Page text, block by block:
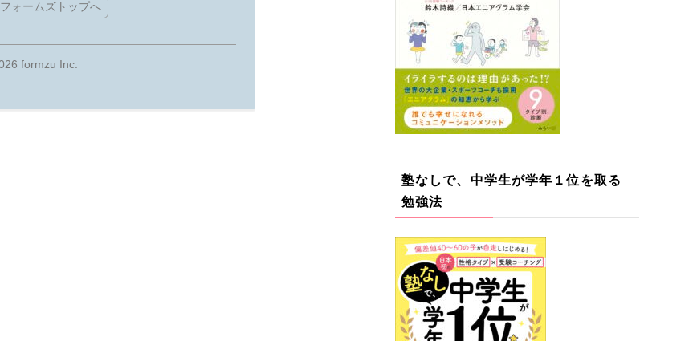
塾なしで、中学生が学年１位を取る
勉強法